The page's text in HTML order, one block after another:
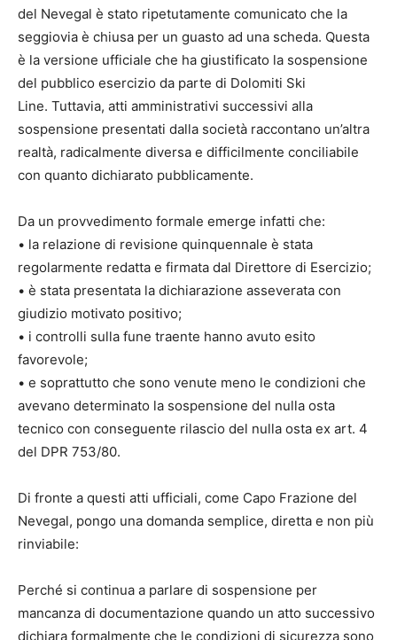
del Nevegal è stato ripetutamente comunicato che la
seggiovia è chiusa per un guasto ad una scheda. Questa
è la versione ufficiale che ha giustificato la sospensione
del pubblico esercizio da parte di Dolomiti Ski
Line. Tuttavia, atti amministrativi successivi alla
sospensione presentati dalla società raccontano un’altra
realtà, radicalmente diversa e difficilmente conciliabile
con quanto dichiarato pubblicamente.
Da un provvedimento formale emerge infatti che:
• la relazione di revisione quinquennale è stata
regolarmente redatta e firmata dal Direttore di Esercizio;
• è stata presentata la dichiarazione asseverata con
giudizio motivato positivo;
• i controlli sulla fune traente hanno avuto esito
favorevole;
• e soprattutto che sono venute meno le condizioni che
avevano determinato la sospensione del nulla osta
tecnico con conseguente rilascio del nulla osta ex art. 4
del DPR 753/80.
Di fronte a questi atti ufficiali, come Capo Frazione del
Nevegal, pongo una domanda semplice, diretta e non più
rinviabile:
Perché si continua a parlare di sospensione per
mancanza di documentazione quando un atto successivo
dichiara formalmente che le condizioni di sicurezza sono